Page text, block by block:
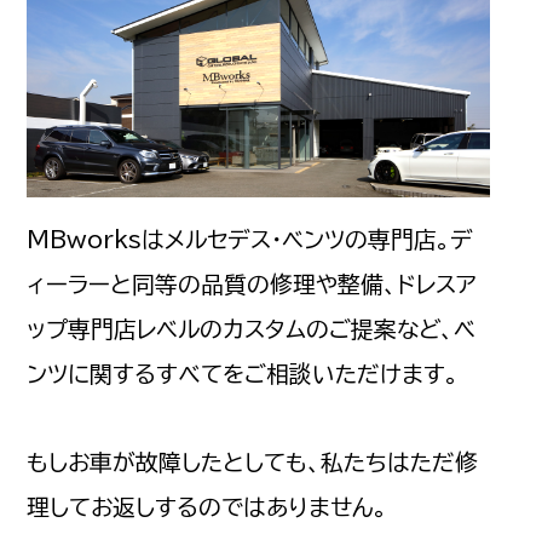
MBworksはメルセデス・ベンツの専門店。デ
ィーラーと同等の品質の修理や整備、ドレスア
ップ専門店レベルのカスタムのご提案など、ベ
ンツに関するすべてをご相談いただけます。
もしお車が故障したとしても、私たちはただ修
理してお返しするのではありません。